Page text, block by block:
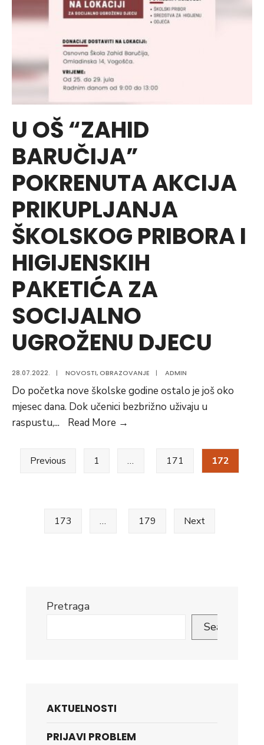
pravo
ostvaruju
teritoriji
općine
Bratunac
U OŠ “ZAHID
BARUČIJA”
POKRENUTA AKCIJA
PRIKUPLJANJA
ŠKOLSKOG PRIBORA I
HIGIJENSKIH
PAKETIĆA ZA
SOCIJALNO
UGROŽENU DJECU
28.07.2022. | NOVOSTI,OBRAZOVANJE | ADMIN
Do početka nove školske godine ostalo je još oko
mjesec dana. Dok učenici bezbrižno uživaju u
raspustu,... Read More →
PRIKUPLJANJA
Posts
Previous 1 … 171 172
173 … 179 Next
Pretraga
Search
AKTUELNOSTI
PRIJAVI PROBLEM